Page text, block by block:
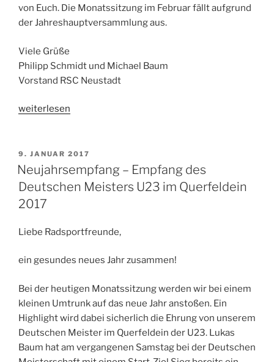
von Euch. Die Monatssitzung im Februar fällt aufgrund
der Jahreshauptversammlung aus.
Viele Grüße
Philipp Schmidt und Michael Baum
Vorstand RSC Neustadt
„Einladung
2017“
weiterlesen
VERÖFFENTLICHT
AM
9. JANUAR 2017
Neujahrsempfang – Empfang des
Deutschen Meisters U23 im Querfeldein
2017
Liebe Radsportfreunde,
ein gesundes neues Jahr zusammen!
Bei der heutigen Monatssitzung werden wir bei einem
kleinen Umtrunk auf das neue Jahr anstoßen. Ein
Highlight wird dabei sicherlich die Ehrung von unserem
Deutschen Meister im Querfeldein der U23. Lukas
Baum hat am vergangenen Samstag bei der Deutschen